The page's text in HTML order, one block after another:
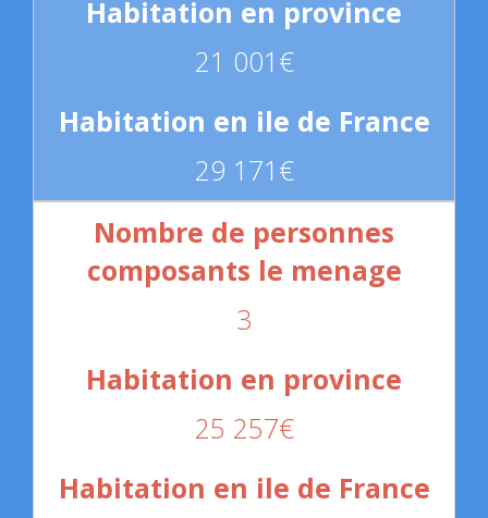
21 001€
29 171€
3
25 257€